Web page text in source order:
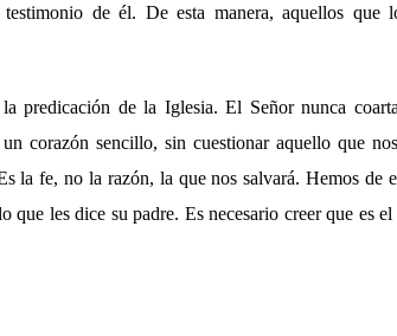
de él. De esta manera, aquellos que
predicación de la Iglesia. El Señor nunca
un corazón sencillo, sin cuestionar aquello que
la fe, no la razón, la que nos salvará. Hemos de
que les dice su padre. Es necesario creer que es